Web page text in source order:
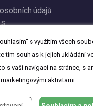
údajů
s využitím všech
tím souhlas k jejich ukládání
s vaší navigací na stránce, s
aktivitami.